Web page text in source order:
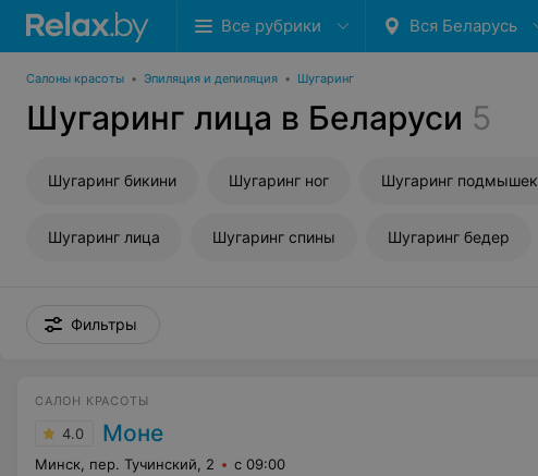
Все рубрики Вся Беларусь
Салоны красоты • Эпиляция и депиляция • Шугаринг
Шугаринг лица в Беларуси 5
Шугаринг бикини Шугаринг ног Шугаринг подмышек
Шугаринг лица Шугаринг спины Шугаринг бедер
Фильтры
САЛОН КРАСОТЫ
4.0 Моне
Минск, пер. Тучинский, 2 с 09:00